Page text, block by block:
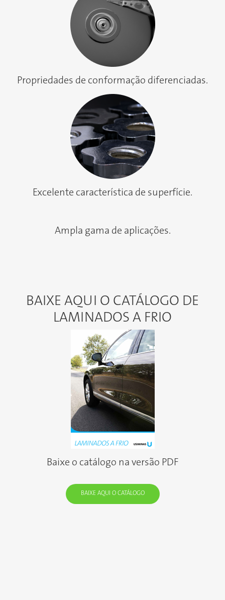
Propriedades de conformação diferenciadas.
Excelente característica de superfície.
Ampla gama de aplicações.
BAIXE AQUI O CATÁLOGO DE
LAMINADOS A FRIO
Baixe o catálogo na versão PDF
BAIXE AQUI O CATÁLOGO